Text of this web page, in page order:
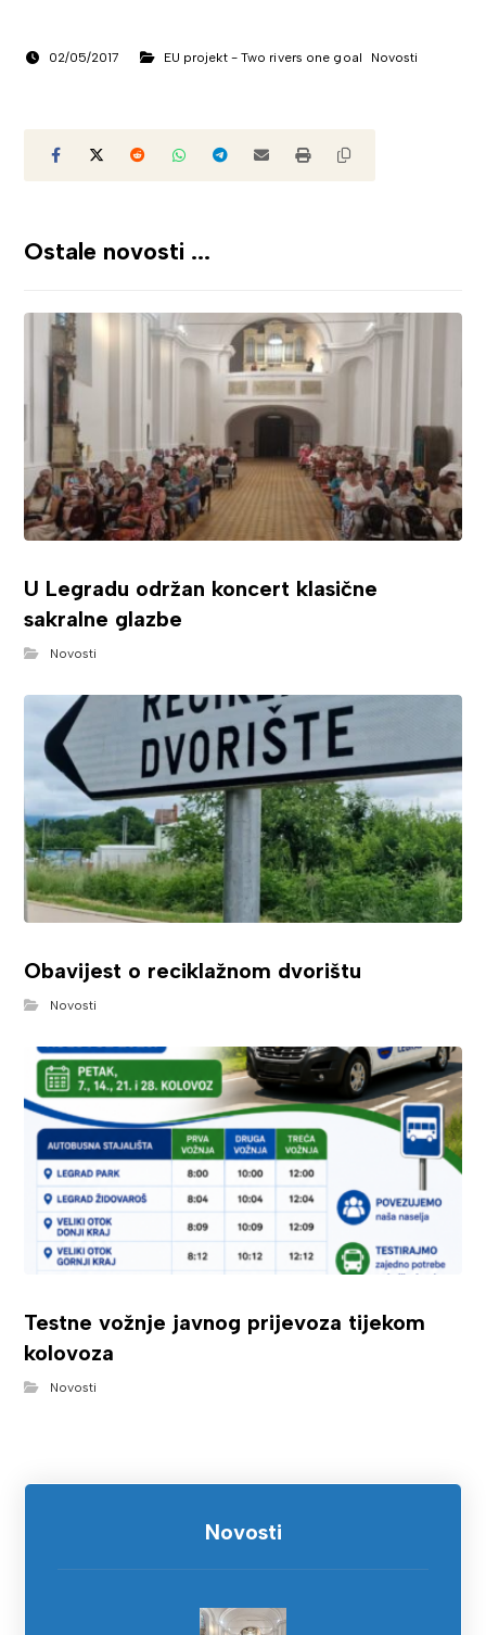
02/05/2017 EU projekt - Two rivers one goal Novosti
Ostale novosti ...
U Legradu održan koncert klasične
sakralne glazbe
Novosti
Obavijest o reciklažnom dvorištu
Novosti
Testne vožnje javnog prijevoza tijekom
kolovoza
Novosti
Novosti